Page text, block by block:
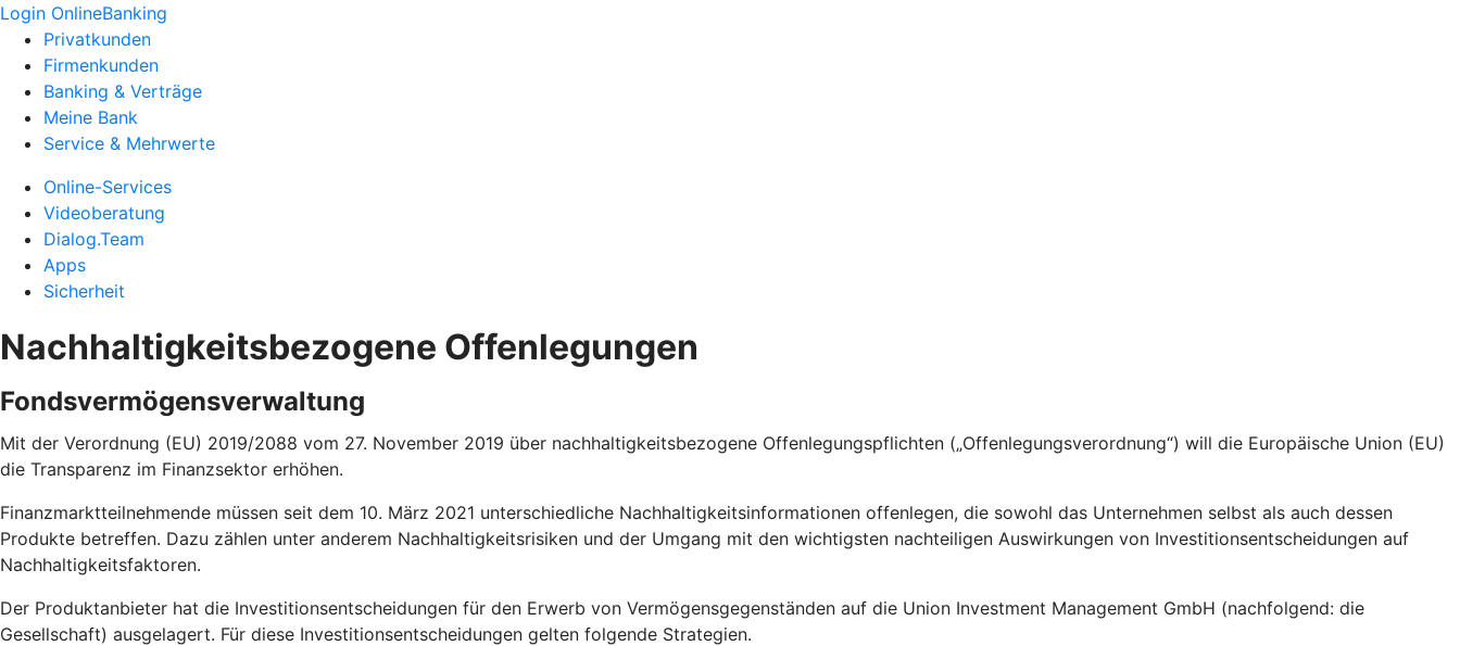
Login OnlineBanking
Privatkunden
Firmenkunden
Banking & Verträge
Meine Bank
Service & Mehrwerte
Online-Services
Videoberatung
Dialog.Team
Apps
Sicherheit
Nachhaltigkeitsbezogene Offenlegungen
Fondsvermögensverwaltung
Mit der Verordnung (EU) 2019/2088 vom 27. November 2019 über nachhaltigkeitsbezogene Offenlegungspflichten („Offenlegungsverordnung“) will die Europäische Union (EU)
die Transparenz im Finanzsektor erhöhen.
Finanzmarktteilnehmende müssen seit dem 10. März 2021 unterschiedliche Nachhaltigkeitsinformationen offenlegen, die sowohl das Unternehmen selbst als auch dessen
Produkte betreffen. Dazu zählen unter anderem Nachhaltigkeitsrisiken und der Umgang mit den wichtigsten nachteiligen Auswirkungen von Investitionsentscheidungen auf
Nachhaltigkeitsfaktoren.
Der Produktanbieter hat die Investitionsentscheidungen für den Erwerb von Vermögensgegenständen auf die Union Investment Management GmbH (nachfolgend: die
Gesellschaft) ausgelagert. Für diese Investitionsentscheidungen gelten folgende Strategien.